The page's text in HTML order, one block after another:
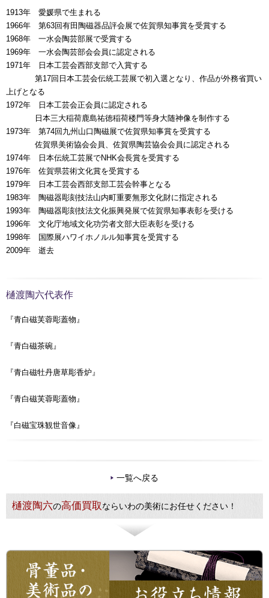
1913年 愛媛県で生まれる
1966年 第63回有田陶磁器品評会展で佐賀県知事賞を受賞する
1968年 一水会陶芸部展で受賞する
1969年 一水会陶芸部会会員に認定される
1971年 日本工芸会西部支部で入賞する
第17回日本工芸会伝統工芸展で初入選となり、作品が外務省買い
上げとなる
1972年 日本工芸会正会員に認定される
日本三大稲荷鹿島祐徳稲荷楼門等身大随神像を制作する
1973年 第74回九州山口陶磁展で佐賀県知事賞を受賞する
佐賀県美術協会会員、佐賀県陶芸協会会員に認定される
1974年 日本伝統工芸展でNHK会長賞を受賞する
1976年 佐賀県芸術文化賞を受賞する
1979年 日本工芸会西部支部工芸会幹事となる
1983年 陶磁器彫刻技法山内町重要無形文化財に指定される
1993年 陶磁器彫刻技法文化振興発展で佐賀県知事表彰を受ける
1996年 文化庁地域文化功労者文部大臣表彰を受ける
1998年 国際展ハワイホノルル知事賞を受賞する
2009年 逝去
樋渡陶六代表作
『青白磁芙蓉彫蓋物』
『青白磁茶碗』
『青白磁牡丹唐草彫香炉』
『青白磁芙蓉彫蓋物』
『白磁宝珠観世音像』
一覧へ戻る
樋渡陶六の高価買取ならいわの美術にお任せください！